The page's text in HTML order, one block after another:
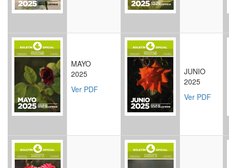
MAYO
2025
Ver PDF
JUNIO
2025
Ver PDF